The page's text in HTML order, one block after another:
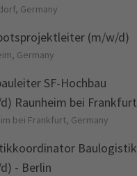
Germany
(m/w/d)
Germany
SF-Hochbau
Raunheim bei Frankfurt
bei Frankfurt, Germany
Baulogistik
- Berlin